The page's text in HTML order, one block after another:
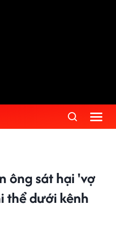
ông sát hại 'vợ
thể dưới kênh